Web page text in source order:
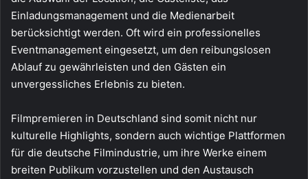
Einladungsmanagement und die Medienarbeit
berücksichtigt werden. Oft wird ein professionelles
Eventmanagement eingesetzt, um den reibungslosen
Ablauf zu gewährleisten und den Gästen ein
unvergessliches Erlebnis zu bieten.
Filmpremieren in Deutschland sind somit nicht nur
kulturelle Highlights, sondern auch wichtige Plattformen
für die deutsche Filmindustrie, um ihre Werke einem
breiten Publikum vorzustellen und den Austausch